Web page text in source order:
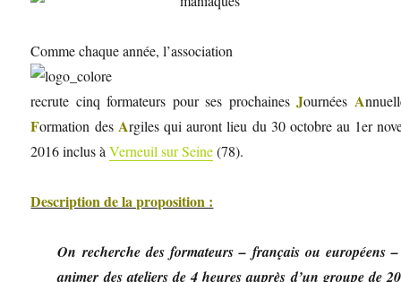
Comme chaque année, l’association
recrute cinq formateurs pour ses prochainesJournées A
Formation des Argiles qui auront lieu du 30 octobre au 1er
2016 inclus àVerneuil sur Seine(78).
Description de la proposition :
On recherche des formateurs – français ou européens
animer des ateliers de 4 heures auprès d’un groupe de